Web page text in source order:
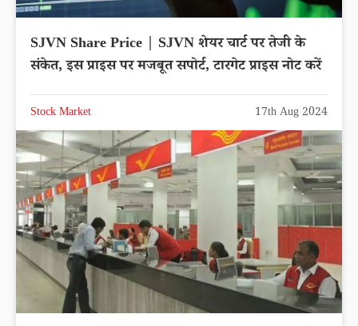
SJVN Share Price | SJVN शेयर चार्ट पर तेजी के
संकेत, इस प्राइस पर मजबूत सपोर्ट, टारगेट प्राइस नोट करें
Stock Market 17th Aug 2024